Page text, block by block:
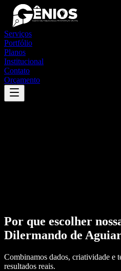
Serviços
Portfólio
Planos
Institucional
Contato
Orçamento
Por que escolher
Dilermando de
Combinamos dados, criatividade e
resultados reais.